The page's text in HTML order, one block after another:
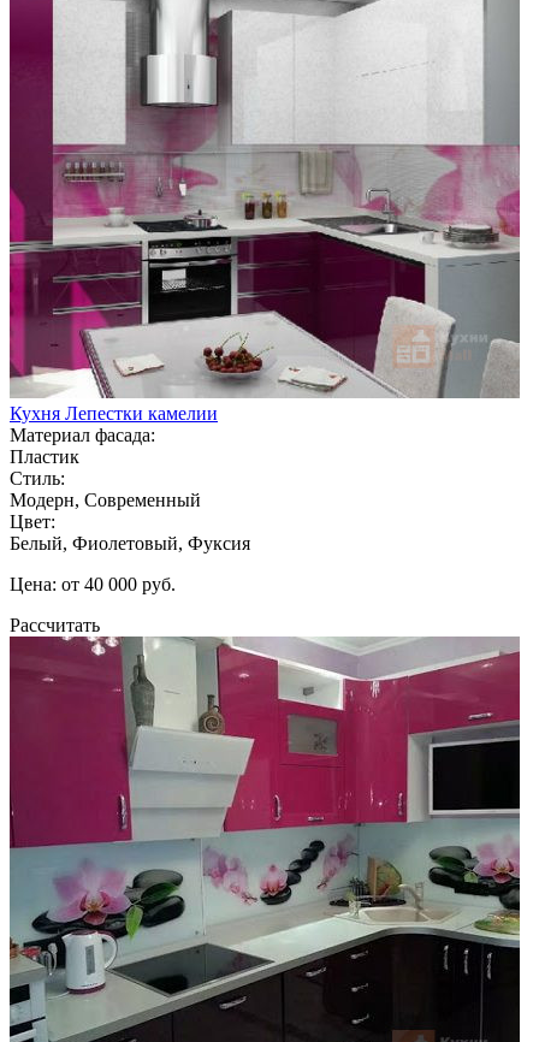
Кухня Лепестки камелии
Материал фасада:
Пластик
Стиль:
Модерн, Современный
Цвет:
Белый, Фиолетовый, Фуксия
Цена: от 40 000 руб.
Рассчитать